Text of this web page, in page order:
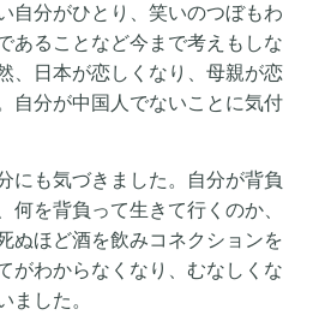
自分がひとり、笑いのつぼもわ
あることなど今まで考えもしな
、日本が恋しくなり、母親が恋
自分が中国人でないことに気付
にも気づきました。自分が背負
何を背負って生きて行くのか、
ぬほど酒を飲みコネクションを
がわからなくなり、むなしくな
ました。